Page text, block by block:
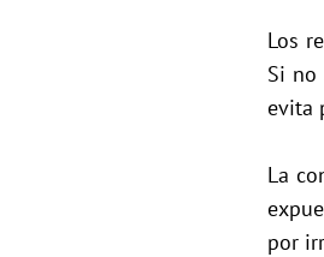
Los
Si no
evita
La
por